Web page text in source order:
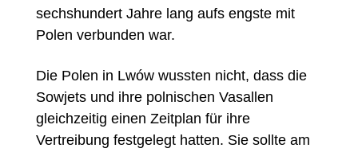
sechshundert Jahre lang aufs engste mit
Polen verbunden war.
Die Polen in Lwów wussten nicht, dass die
Sowjets und ihre polnischen Vasallen
gleichzeitig einen Zeitplan für ihre
Vertreibung festgelegt hatten. Sie sollte am